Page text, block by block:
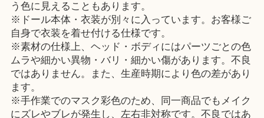
う色に見えることもあります。
※ドール本体・衣装が別々に入っています。お客様ご
自身で衣装を着せ付ける仕様です。
※素材の仕様上、ヘッド・ボディにはパーツごとの色
ムラや細かい異物・バリ・細かい傷があります。不良
ではありません。また、生産時期により色の差があり
ます。
※手作業でのマスク彩色のため、同一商品でもメイク
にズレやブレが発生し、左右非対称です。不良ではあ